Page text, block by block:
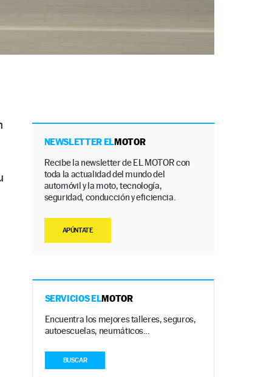
NEWSLETTER ELMOTOR
Recibe la newsletter de EL MOTOR con
toda la actualidad del mundo del
automóvil y la moto, tecnología,
seguridad, conducción y eficiencia.
APÚNTATE
SERVICIOS ELMOTOR
Encuentra los mejores talleres, seguros,
autoescuelas, neumáticos…
BUSCAR